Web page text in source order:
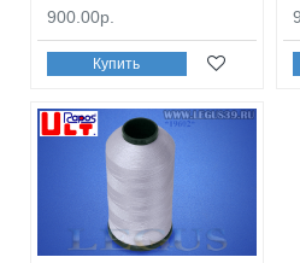
900.00р.
Купить